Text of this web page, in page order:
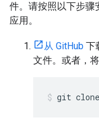
件。请按照以下步骤
应用。
从 GitHub 下
文件。或者，
git clone